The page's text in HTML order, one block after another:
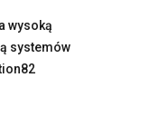
wysoką
systemów